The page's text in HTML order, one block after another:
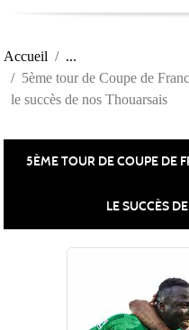
Accueil
5ème tour de Coupe de
le succès de nos Thouarsais
5ÈME TOUR DE COUPE DE
LE SUCCÈS